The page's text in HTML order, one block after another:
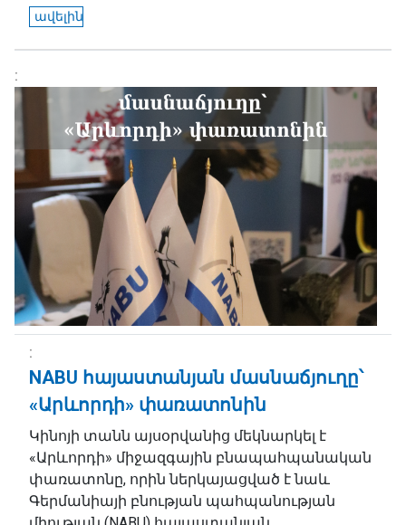
ավելին
NABU հայաստանյան մասնաճյուղը՝
«Արևորդի» փառատոնին
Կինոյի տանն այսօրվանից մեկնարկել է
«Արևորդի» միջազգային բնապահպանական
փառատոնը, որին ներկայացված է նաև
Գերմանիայի բնության պահպանության